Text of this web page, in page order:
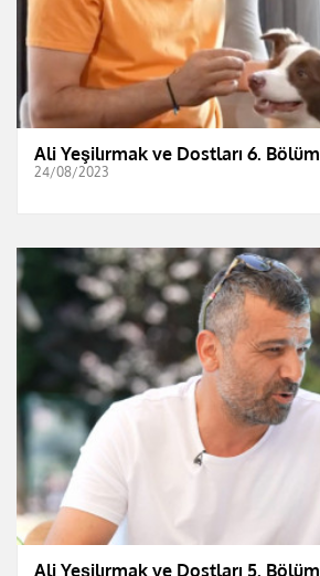
Ali Yeşilırmak ve Dostları 6. Bölüm
24/08/2023
Ali Yeşilırmak ve Dostları 5. Bölüm